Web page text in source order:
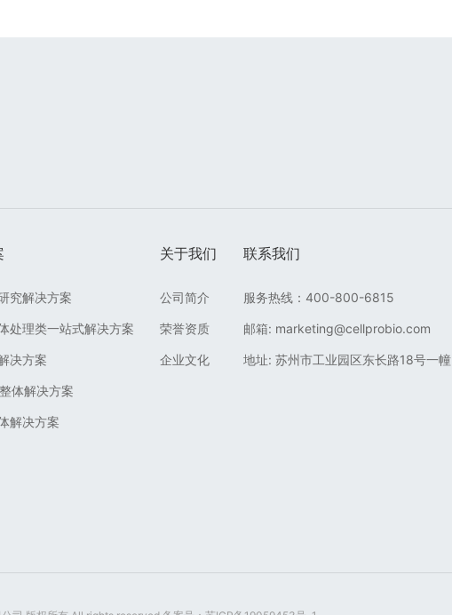
究解决方案
处理类一站式解决方案
决方案
体解决方案
解决方案
关于我们
公司简介
荣誉资质
企业文化
联系我们
服务热线：400-800-6815
邮箱: marketing@cellprobio.com
地址: 苏州市工业园区东长路18号一幢